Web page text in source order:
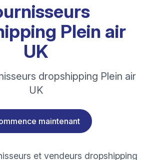
Plein air
UK
dropshipping Plein air
UK
maintenant
et vendeurs dropshipping